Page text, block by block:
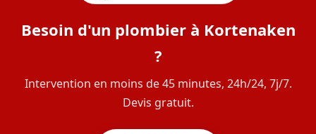
Besoin d'un plombier à Kortenaken
?
Intervention en moins de 45 minutes, 24h/24, 7j/7.
Devis gratuit.